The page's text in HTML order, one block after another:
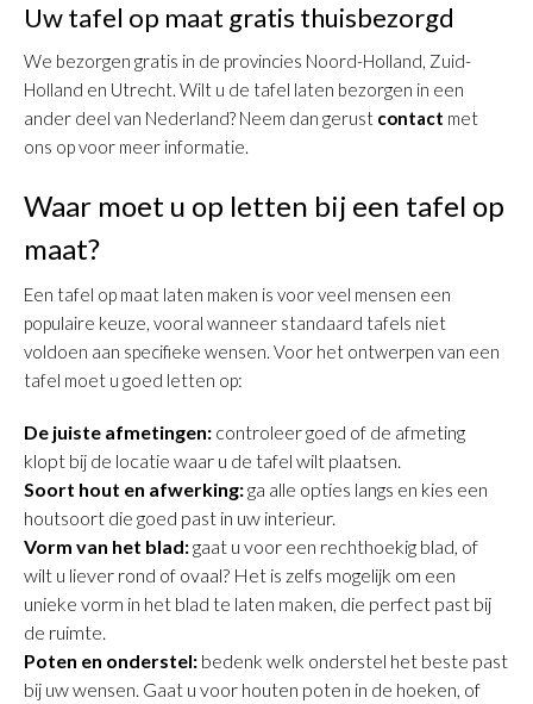
Uw tafel op maat gratis thuisbezorgd
We bezorgen gratis in de provincies Noord-Holland, Zuid-
Holland en Utrecht. Wilt u de tafel laten bezorgen in een
ander deel van Nederland? Neem dan gerust contact met
ons op voor meer informatie.
Waar moet u op letten bij een tafel op
maat?
Een tafel op maat laten maken is voor veel mensen een
populaire keuze, vooral wanneer standaard tafels niet
voldoen aan specifieke wensen. Voor het ontwerpen van een
tafel moet u goed letten op:
De juiste afmetingen: controleer goed of de afmeting
klopt bij de locatie waar u de tafel wilt plaatsen.
Soort hout en afwerking:ga alle opties langs en kies een
houtsoort die goed past in uw interieur.
Vorm van het blad:gaat u voor een rechthoekig blad, of
wilt u liever rond of ovaal? Het is zelfs mogelijk om een
unieke vorm in het blad te laten maken, die perfect past bij
de ruimte.
Poten en onderstel: bedenk welk onderstel het beste past
bij uw wensen. Gaat u voor houten poten in de hoeken, of